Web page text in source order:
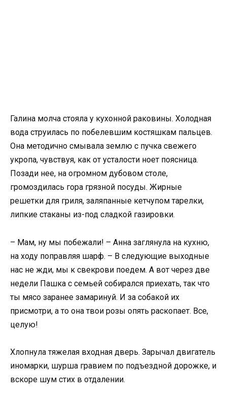
Галина молча стояла у кухонной раковины. Холодная
вода струилась по побелевшим костяшкам пальцев.
Она методично смывала землю с пучка свежего
укропа, чувствуя, как от усталости ноет поясница.
Позади нее, на огромном дубовом столе,
громоздилась гора грязной посуды. Жирные
решетки для гриля, заляпанные кетчупом тарелки,
липкие стаканы из-под сладкой газировки.
– Мам, ну мы побежали! – Анна заглянула на кухню,
на ходу поправляя шарф. – В следующие выходные
нас не жди, мы к свекрови поедем. А вот через две
недели Пашка с семьей собирался приехать, так что
ты мясо заранее замаринуй. И за собакой их
присмотри, а то она твои розы опять раскопает. Все,
целую!
Хлопнула тяжелая входная дверь. Зарычал двигатель
иномарки, шурша гравием по подъездной дорожке, и
вскоре шум стих в отдалении.